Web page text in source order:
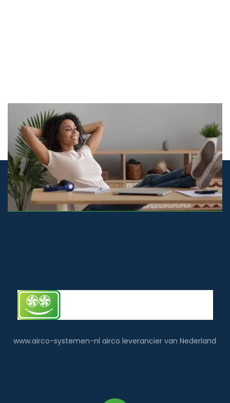
© airco-systemen.nl alle rechten
voorbehouden
www.airco-systemen-nl airco leverancier van Nederland